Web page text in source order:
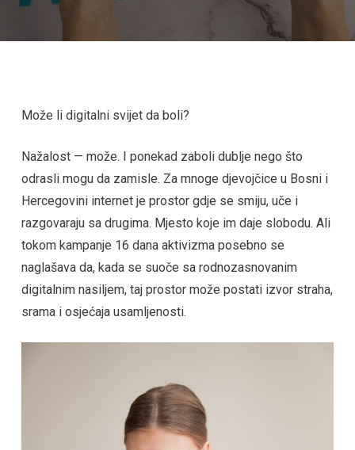
Može li digitalni svijet da boli?
Nažalost — može. I ponekad zaboli dublje nego što
odrasli mogu da zamisle. Za mnoge djevojčice u Bosni i
Hercegovini internet je prostor gdje se smiju, uče i
razgovaraju sa drugima. Mjesto koje im daje slobodu. Ali
tokom kampanje 16 dana aktivizma posebno se
naglašava da, kada se suoče sa rodnozasnovanim
digitalnim nasiljem, taj prostor može postati izvor straha,
srama i osjećaja usamljenosti.